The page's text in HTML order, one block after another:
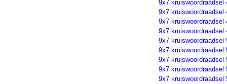
9x7 kruiswoordraadsel
9x7 kruiswoordraadsel
9x7 kruiswoordraadsel
9x7 kruiswoordraadsel
9x7 kruiswoordraadsel
9x7 kruiswoordraadsel
9x7 kruiswoordraadsel
9x7 kruiswoordraadsel
9x7 kruiswoordraadsel